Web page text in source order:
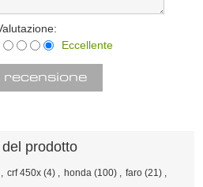
Eccellente
del prodotto
, crf 450x (4) , honda (100) , faro (21) ,